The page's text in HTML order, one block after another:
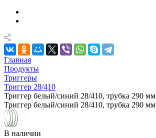
Главная
Продукты
Триггеры
Триггер 28/410
Триггер белый/синий 28/410, трубка 290 мм
Триггер белый/синий 28/410, трубка 290 мм
В наличии